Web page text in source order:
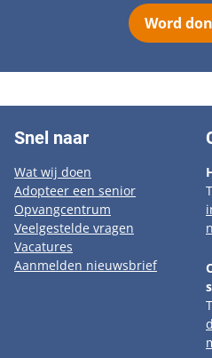
Word
Snel naar
Wat wij doen
Adopteer een senior
Opvangcentrum
Veelgestelde vragen
Vacatures
Aanmelden nieuwsbrief